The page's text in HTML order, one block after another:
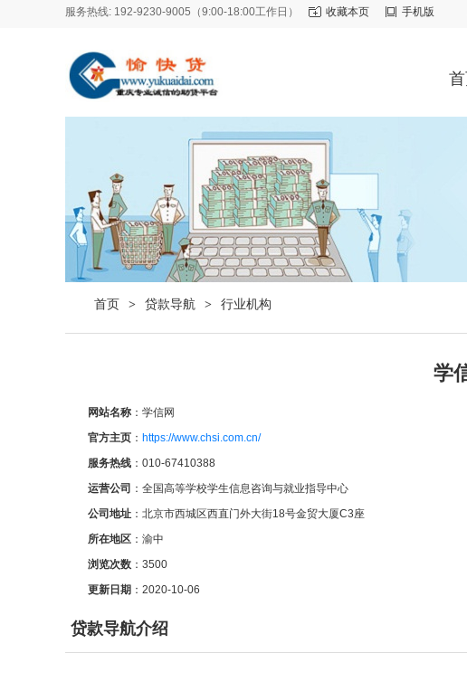
服务热线: 192-9230-9005（9:00-18:00工作日） 收藏本页 手机版
首页 > 贷款导航 > 行业机构
学
网站名称 ：学信网
官方主页 ： https://www.chsi.com.cn/
服务热线 ：010-67410388
运营公司 ：全国高等学校学生信息咨询与就业指导中心
公司地址 ：北京市西城区西直门外大街18号金贸大厦C3座
所在地区 ：渝中
浏览次数 ： 3500
更新日期 ：2020-10-06
贷款导航介绍